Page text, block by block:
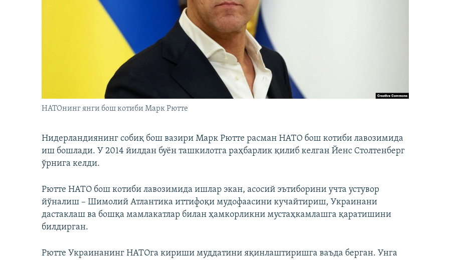
НАТОнинг янги бош котиби Марк Рютте
Нидерландиянинг собиқ бош вазири Марк Рютте расман НАТО бош котиби лавозимида
иш бошлади. У 2014 йилдан буён ташкилотга раҳбарлик қилиб келган Йенс Столтенберг
ўрнига келди.
Рютте НАТО бош котиби лавозимида ишлар экан, асосий эътиборини учта устувор
йўналиш – Шимолий Атлантика иттифоқи мудофаасини кучайтириш, Украинани
дастаклаш ва бошқа мамлакатлар билан ҳамкорликни мустаҳкамлашга қаратишини
билдирган.
Рютте Украинанинг НАТОга кириши муддатини яқинлаштиришга ваъда берган. Унга